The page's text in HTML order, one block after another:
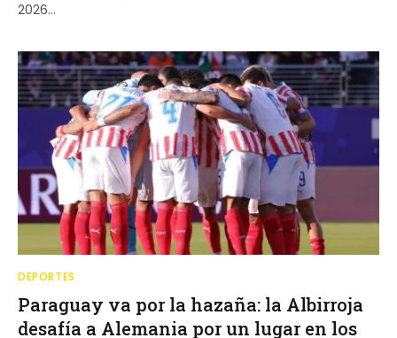
2026…
DEPORTES
Paraguay va por la hazaña: la Albirroja
desafía a Alemania por un lugar en los